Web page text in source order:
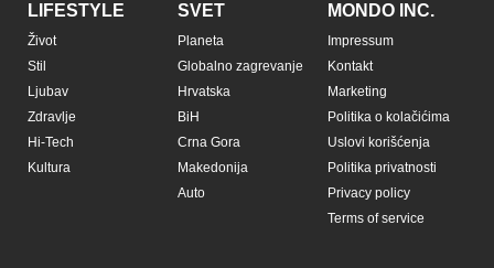
LIFESTYLE
Život
Stil
Ljubav
Zdravlje
Hi-Tech
Kultura
SVET
Planeta
Globalno zagrevanje
Hrvatska
BiH
Crna Gora
Makedonija
Auto
MONDO INC.
Impressum
Kontakt
Marketing
Politika o kolačićima
Uslovi korišćenja
Politika privatnosti
Privacy policy
Terms of service